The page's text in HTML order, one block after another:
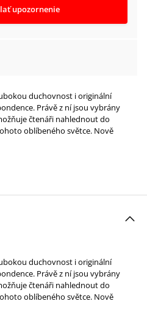
upozornenie
duchovnost i originální
Právě z ní jsou vybrány
čtenáři nahlednout do
oblíbeného světce. Nově
duchovnost i originální
Právě z ní jsou vybrány
čtenáři nahlednout do
oblíbeného světce. Nově